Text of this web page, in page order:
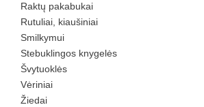
Raktų pakabukai
Rutuliai, kiaušiniai
Smilkymui
Stebuklingos knygelės
Švytuoklės
Vėriniai
Žiedai